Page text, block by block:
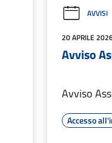
AVVISI
20 APRILE
Avviso
Avviso
Accesso